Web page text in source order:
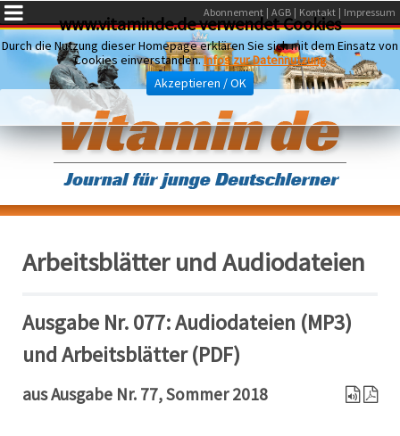
Abonnement AGB Kontakt Impressum
Arbeitsblätter und Audiodateien
Ausgabe Nr. 077: Audiodateien (MP3)
und Arbeitsblätter (PDF)
aus Ausgabe Nr. 77, Sommer 2018
www.vitaminde.de verwendet Cookies
Durch die Nutzung dieser Homepage erklären Sie sich mit dem Einsatz von
Cookies einverstanden.Infos zur Datennutzung
Akzeptieren / OK